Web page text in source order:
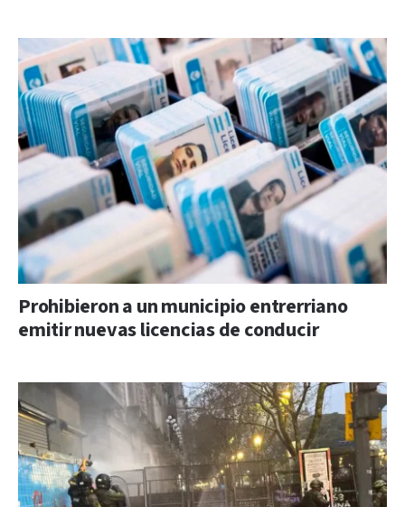
Prohibieron a un municipio entrerriano
emitir nuevas licencias de conducir